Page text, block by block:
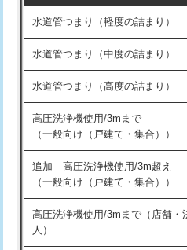
洗面台設置
化粧台設置
追加人工
廃棄・処分
※給水管工事は20mmまでの価格
交換・取付(排水栓・排水トラップ
持込商品取付（混合水栓）
持込商品取付（浄水器・分岐水栓
業）
水道管つまり（軽度の詰まり）
水道管つまり（中度の詰まり）
水道管つまり（高度の詰まり）
高圧洗浄機使用/3mまで
（一般向け（戸建て・集合））
追加 高圧洗浄機使用/3m超え
（一般向け（戸建て・集合））
高圧洗浄機使用/3mまで（店舗・
人）